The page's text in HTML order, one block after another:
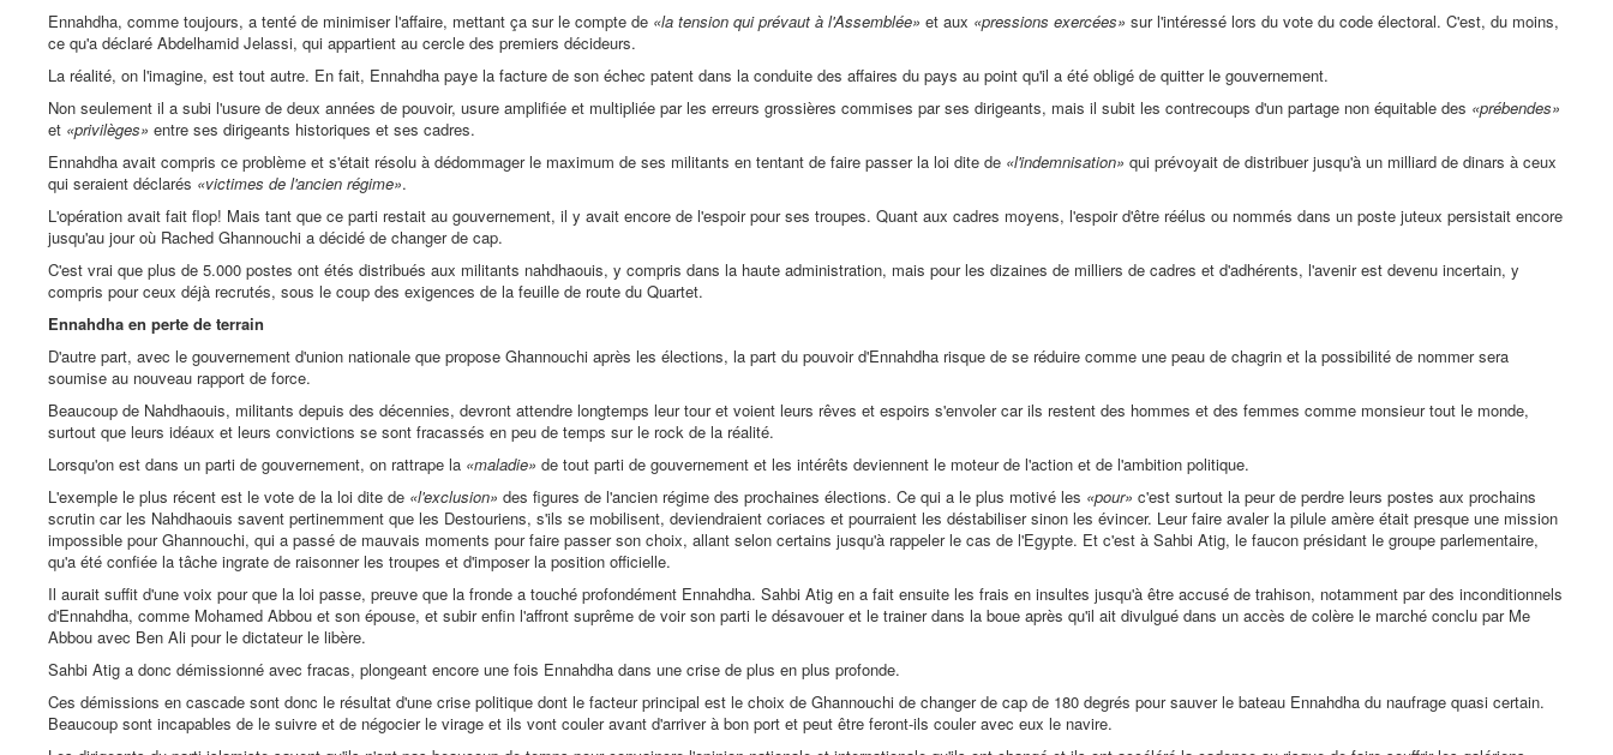
Ennahdha, comme toujours, a tenté de minimiser l'affaire, mettant ça sur le compte de «la tension qui prévaut à l'Assemblée» et aux «pressions exercées» sur l'intéressé lors du vote du code électoral. C'est, du moins,
ce qu'a déclaré Abdelhamid Jelassi, qui appartient au cercle des premiers décideurs.
La réalité, on l'imagine, est tout autre. En fait, Ennahdha paye la facture de son échec patent dans la conduite des affaires du pays au point qu'il a été obligé de quitter le gouvernement.
Non seulement il a subi l'usure de deux années de pouvoir, usure amplifiée et multipliée par les erreurs grossières commises par ses dirigeants, mais il subit les contrecoups d'un partage non équitable des «prébendes»
et «privilèges» entre ses dirigeants historiques et ses cadres.
Ennahdha avait compris ce problème et s'était résolu à dédommager le maximum de ses militants en tentant de faire passer la loi dite de «l'indemnisation» qui prévoyait de distribuer jusqu'à un milliard de dinars à ceux
qui seraient déclarés «victimes de l'ancien régime».
L'opération avait fait flop! Mais tant que ce parti restait au gouvernement, il y avait encore de l'espoir pour ses troupes. Quant aux cadres moyens, l'espoir d'être réélus ou nommés dans un poste juteux persistait encore
jusqu'au jour où Rached Ghannouchi a décidé de changer de cap.
C'est vrai que plus de 5.000 postes ont étés distribués aux militants nahdhaouis, y compris dans la haute administration, mais pour les dizaines de milliers de cadres et d'adhérents, l'avenir est devenu incertain, y
compris pour ceux déjà recrutés, sous le coup des exigences de la feuille de route du Quartet.
Ennahdha en perte de terrain
D'autre part, avec le gouvernement d'union nationale que propose Ghannouchi après les élections, la part du pouvoir d'Ennahdha risque de se réduire comme une peau de chagrin et la possibilité de nommer sera
soumise au nouveau rapport de force.
Beaucoup de Nahdhaouis, militants depuis des décennies, devront attendre longtemps leur tour et voient leurs rêves et espoirs s'envoler car ils restent des hommes et des femmes comme monsieur tout le monde,
surtout que leurs idéaux et leurs convictions se sont fracassés en peu de temps sur le rock de la réalité.
Lorsqu'on est dans un parti de gouvernement, on rattrape la «maladie» de tout parti de gouvernement et les intérêts deviennent le moteur de l'action et de l'ambition politique.
L'exemple le plus récent est le vote de la loi dite de «l'exclusion» des figures de l'ancien régime des prochaines élections. Ce qui a le plus motivé les «pour» c'est surtout la peur de perdre leurs postes aux prochains
scrutin car les Nahdhaouis savent pertinemment que les Destouriens, s'ils se mobilisent, deviendraient coriaces et pourraient les déstabiliser sinon les évincer. Leur faire avaler la pilule amère était presque une mission
impossible pour Ghannouchi, qui a passé de mauvais moments pour faire passer son choix, allant selon certains jusqu'à rappeler le cas de l'Egypte. Et c'est à Sahbi Atig, le faucon présidant le groupe parlementaire,
qu'a été confiée la tâche ingrate de raisonner les troupes et d'imposer la position officielle.
Il aurait suffit d'une voix pour que la loi passe, preuve que la fronde a touché profondément Ennahdha. Sahbi Atig en a fait ensuite les frais en insultes jusqu'à être accusé de trahison, notamment par des inconditionnels
d'Ennahdha, comme Mohamed Abbou et son épouse, et subir enfin l'affront suprême de voir son parti le désavouer et le trainer dans la boue après qu'il ait divulgué dans un accès de colère le marché conclu par Me
Abbou avec Ben Ali pour le dictateur le libère.
Sahbi Atig a donc démissionné avec fracas, plongeant encore une fois Ennahdha dans une crise de plus en plus profonde.
Ces démissions en cascade sont donc le résultat d'une crise politique dont le facteur principal est le choix de Ghannouchi de changer de cap de 180 degrés pour sauver le bateau Ennahdha du naufrage quasi certain.
Beaucoup sont incapables de le suivre et de négocier le virage et ils vont couler avant d'arriver à bon port et peut être feront-ils couler avec eux le navire.